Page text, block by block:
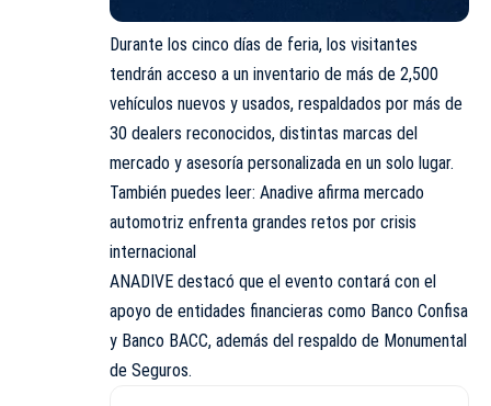
Durante los cinco días de feria, los visitantes
tendrán acceso a un inventario de más de 2,500
vehículos nuevos y usados, respaldados por más de
30 dealers reconocidos, distintas marcas del
mercado y asesoría personalizada en un solo lugar.
También puedes leer: Anadive afirma mercado
automotriz enfrenta grandes retos por crisis
internacional
ANADIVE destacó que el evento contará con el
apoyo de entidades financieras como Banco Confisa
y Banco BACC, además del respaldo de Monumental
de Seguros.